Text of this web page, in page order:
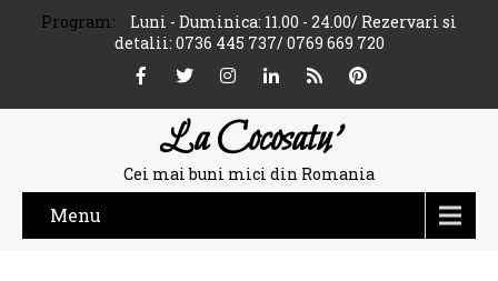
Program:
Luni - Duminica: 11.00 - 24.00/ Rezervari si
detalii: 0736 445 737/ 0769 669 720
La Cocosatu'
Cei mai buni mici din Romania
Menu